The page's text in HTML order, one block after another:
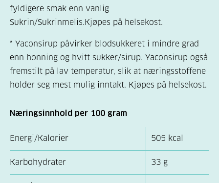
fyldigere smak enn vanlig
Sukrin/Sukrinmelis.Kjøpes på helsekost.
* Yaconsirup påvirker blodsukkeret i mindre grad
enn honning og hvitt sukker/sirup. Yaconsirup også
fremstilt på lav temperatur, slik at næringsstoffene
holder seg mest mulig inntakt. Kjøpes på helsekost.
Næringsinnhold per 100 gram
Energi/Kalorier 505 kcal
Karbohydrater 33 g